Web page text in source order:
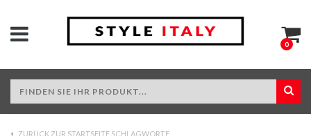
0
ZURÜCK ZUR STARTSEITE SCHLAGWORTE